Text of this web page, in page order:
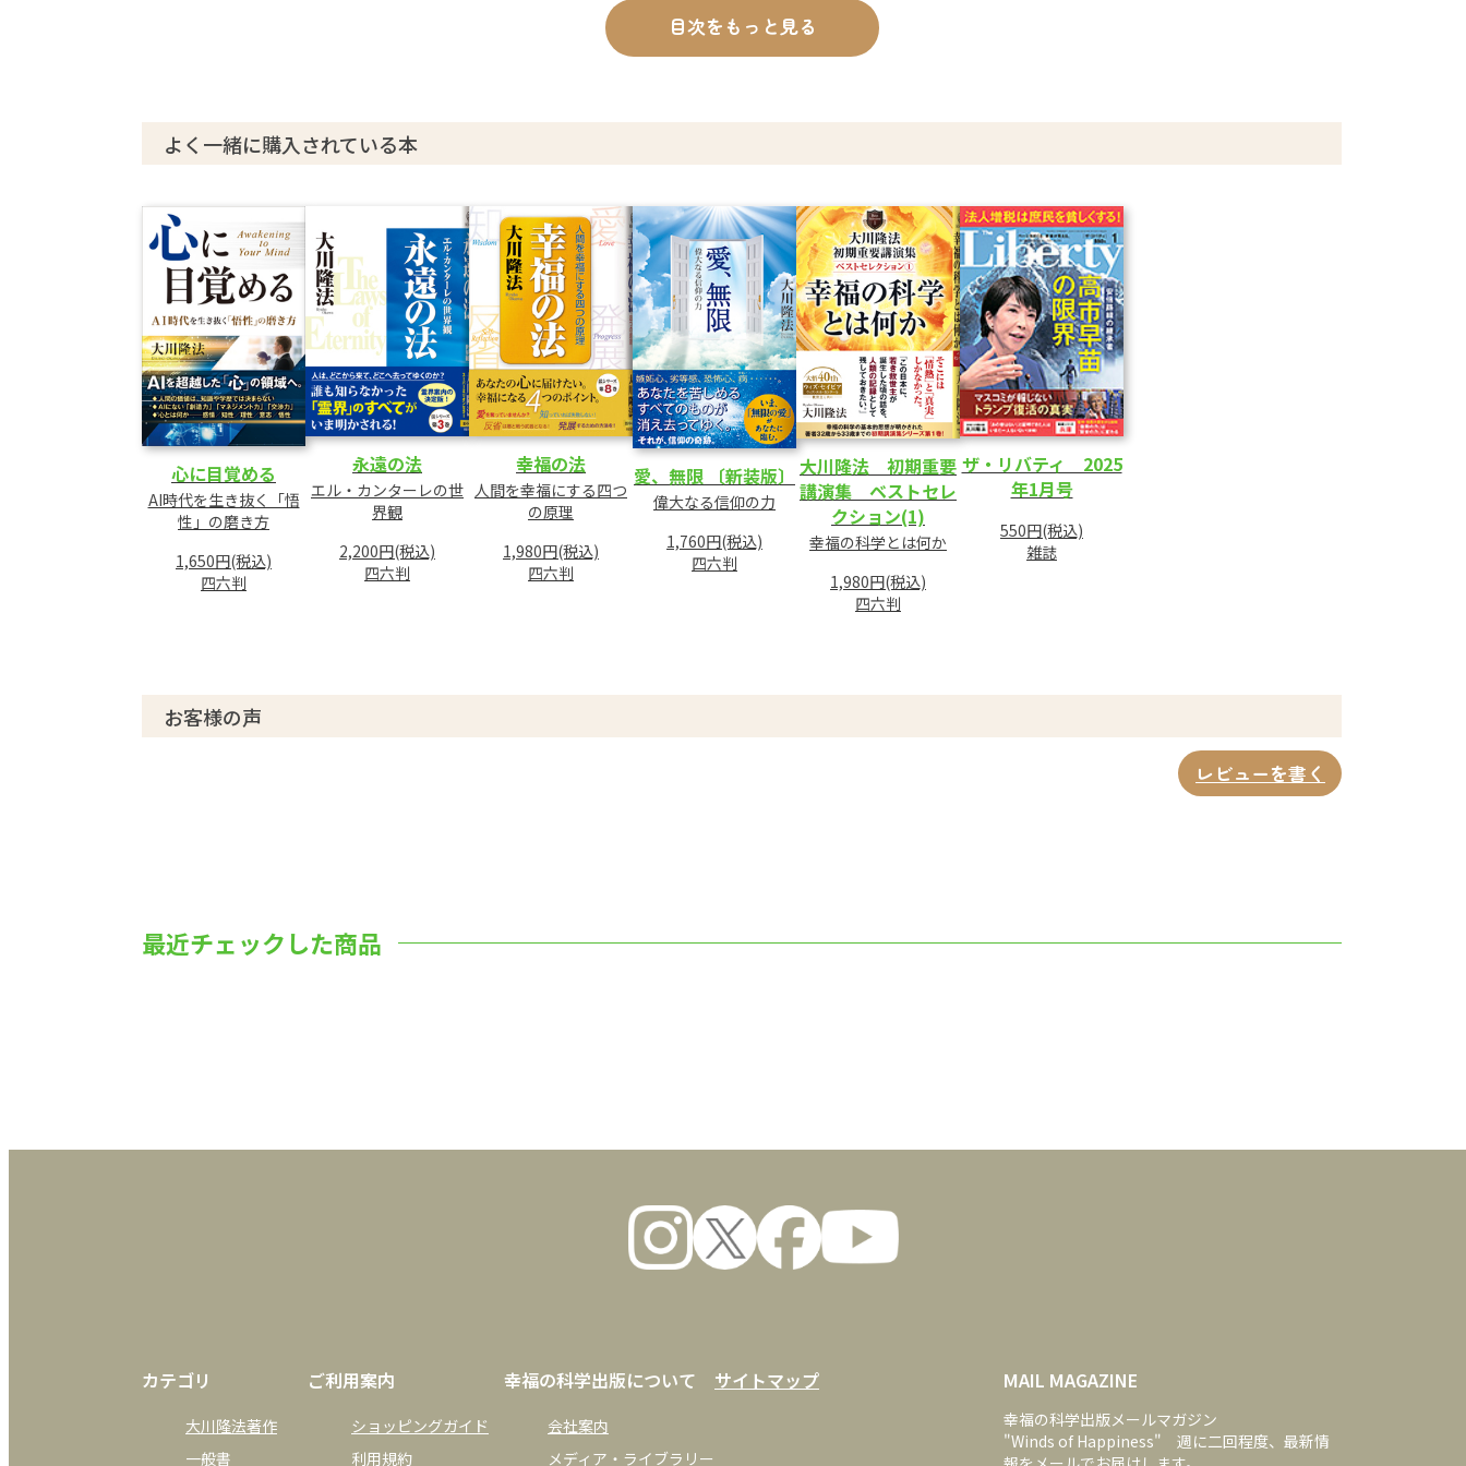
②「私はこの教えで本当に幸せになったよ」と伝えたいです。
③娘が実証してくれたあの世の存在を多くの人に伝えたいです。
心のひだのつくり方[第3回]
決断には勇気や先見性、
038 第一特集と合わせて学びたい
大川総裁が説く「本当の幸福」～北福岡編～
041 あなたの町の幸福の科学 北福岡編
042 「信仰」には未来を変える力がある
幸福の科学の信仰生活とは?
「信じる力」の磨き方
北関東のみなさんに聞きました!
信仰の奇跡エピソード
体験談 信仰体験談
信仰が深まると同時に仕事も発展していきました。
北関東にある日本有数の名湯
草津温泉で病が癒える秘密
日本全国から草津へ続々参拝
草津の奇跡エピソード
文豪、アーティストが愛した動物たち
クリエイティビティのバックにはペットがいた!?
小川知子セレクト 第21回
076 幸福実現党党首 釈 量子のキッチン政経塾 Vol.55
090 初心者のための 名句を味わう 俳句鑑賞部 第二十九回
104 読者の広場
108 AYH Back Stage/今月号を終えて……
目次をもっと見る
よく一緒に購入されている本
心に目覚める
AI時代を生き抜く「悟
性」の磨き方
1,650円(税込)
四六判
永遠の法
エル・カンターレの世
界観
2,200円(税込)
四六判
幸福の法
人間を幸福にする四つ
の原理
1,980円(税込)
四六判
愛、無限 〔新装版〕
偉大なる信仰の力
1,760円(税込)
四六判
大川隆法 初期重要
講演集 ベストセレ
クション(1)
幸福の科学とは何か
1,980円(税込)
四六判
ザ・リバティ 2025
年1月号
550円(税込)
雑誌
お客様の声
レビューを書く
最近チェックした商品
カテゴリ
大川隆法著作
一般書
ご利用案内
ショッピングガイド
利用規約
幸福の科学出版について
会社案内
メディア・ライブラリー
サイトマップ MAIL MAGAZINE
幸福の科学出版メールマガジン
"Winds of Happiness" 週に二回程度、最新情